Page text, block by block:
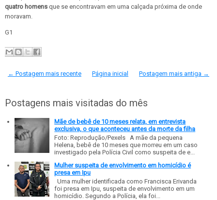
quatro homens que se encontravam em uma calçada próxima de onde
moravam.
G1
← Postagem mais recente Postagem mais antiga →
Página inicial
Postagens mais visitadas do mês
Mãe de bebê de 10 meses relata, em entrevista
exclusiva, o que aconteceu antes da morte da filha
Foto: Reprodução/Pexels A mãe da pequena
Helena, bebê de 10 meses que morreu em um caso
investigado pela Polícia Civil como suspeita de e...
Mulher suspeita de envolvimento em homicídio é
presa em Ipu
Uma mulher identificada como Francisca Erivanda
foi presa em Ipu, suspeita de envolvimento em um
homicídio. Segundo a Polícia, ela foi...